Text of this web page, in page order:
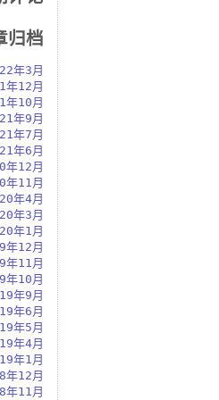
归档
年3月
年12月
年10月
年9月
年7月
年6月
年12月
年11月
年4月
年3月
年1月
年12月
年11月
年10月
年9月
年6月
年5月
年4月
年1月
年12月
年11月